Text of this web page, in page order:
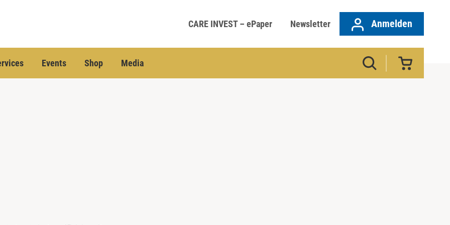
CARE INVEST – ePaper Newsletter Anmelden
Events Shop Media